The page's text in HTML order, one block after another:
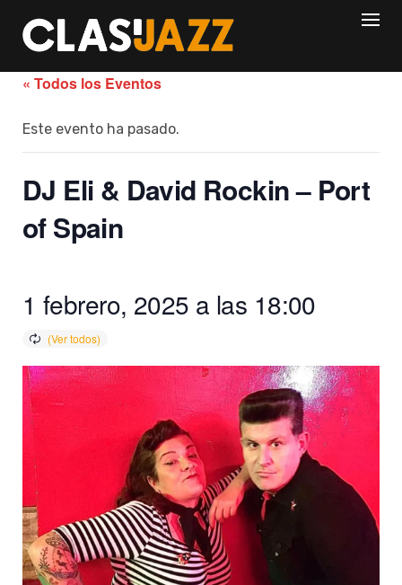
content
« Todos los Eventos
Este evento ha pasado.
DJ Eli & David Rockin – Port
of Spain
1 febrero, 2025 a las 18:00